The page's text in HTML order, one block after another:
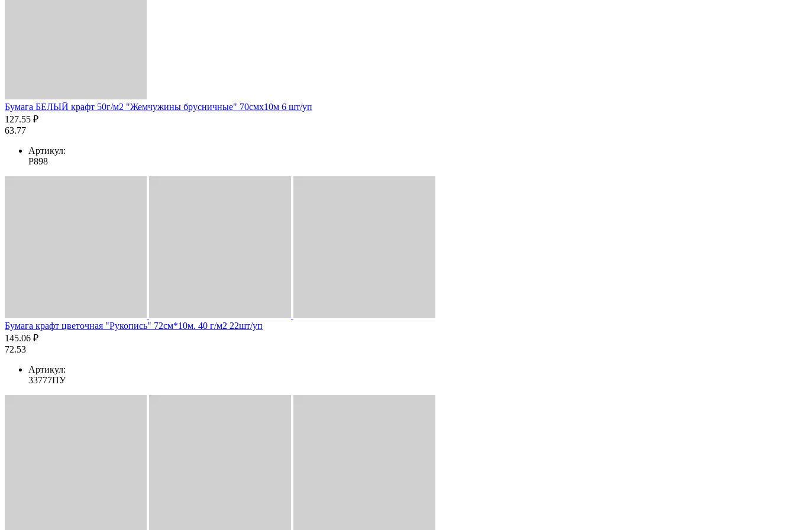
Бумага БЕЛЫЙ крафт 50г/м2 "Жемчужины брусничные" 70смх10м 6 шт/уп
127.55 ₽
63.77
Артикул:
Р898
Бумага крафт цветочная "Рукопись" 72см*10м. 40 г/м2 22шт/уп
145.06 ₽
72.53
Артикул:
33777ПУ